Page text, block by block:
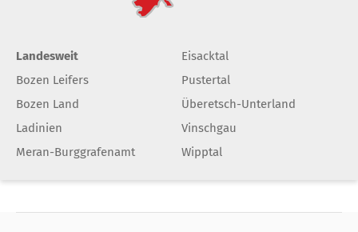
Landesweit
Bozen Leifers
Bozen Land
Ladinien
Meran-Burggrafenamt
Eisacktal
Pustertal
Überetsch-Unterland
Vinschgau
Wipptal